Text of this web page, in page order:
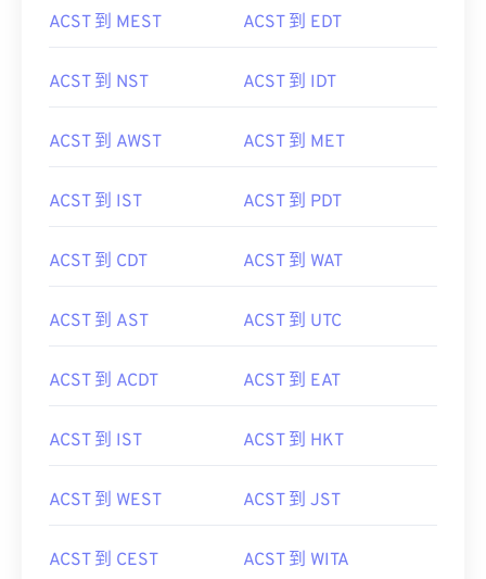
ACST 到 MEST ACST 到 EDT
ACST 到 NST ACST 到 IDT
ACST 到 AWST ACST 到 MET
ACST 到 IST ACST 到 PDT
ACST 到 CDT ACST 到 WAT
ACST 到 AST ACST 到 UTC
ACST 到 ACDT ACST 到 EAT
ACST 到 IST ACST 到 HKT
ACST 到 WEST ACST 到 JST
ACST 到 CEST ACST 到 WITA